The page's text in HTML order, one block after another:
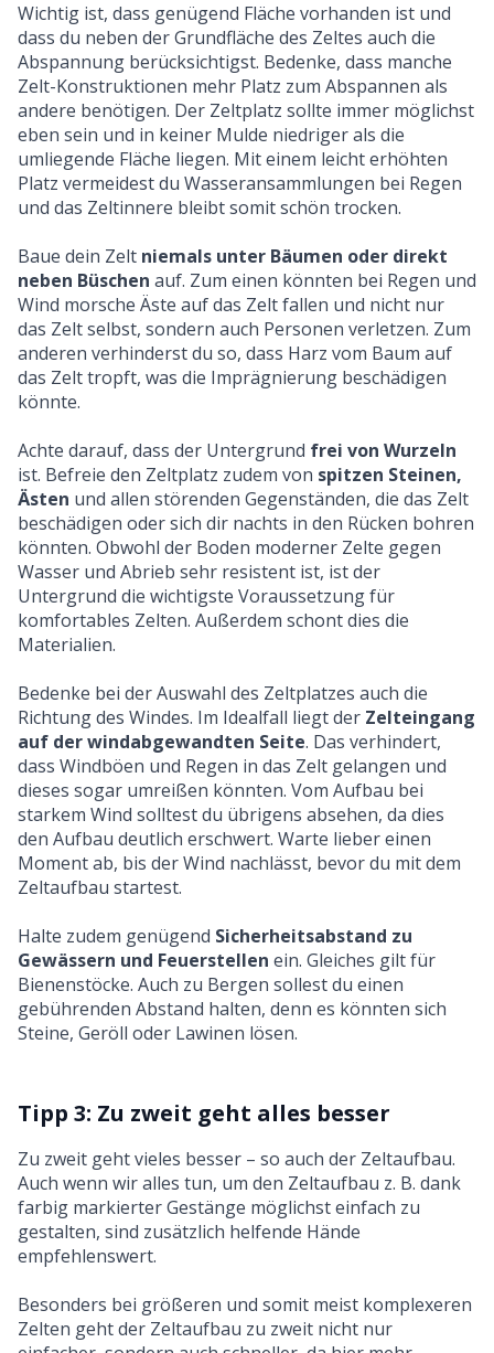
Wichtig ist, dass genügend Fläche vorhanden ist und
dass du neben der Grundfläche des Zeltes auch die
Abspannung berücksichtigst. Bedenke, dass manche
Zelt-Konstruktionen mehr Platz zum Abspannen als
andere benötigen. Der Zeltplatz sollte immer möglichst
eben sein und in keiner Mulde niedriger als die
umliegende Fläche liegen. Mit einem leicht erhöhten
Platz vermeidest du Wasseransammlungen bei Regen
und das Zeltinnere bleibt somit schön trocken.
Baue dein Zelt niemals unter Bäumen oder direkt
neben Büschen auf. Zum einen könnten bei Regen und
Wind morsche Äste auf das Zelt fallen und nicht nur
das Zelt selbst, sondern auch Personen verletzen. Zum
anderen verhinderst du so, dass Harz vom Baum auf
das Zelt tropft, was die Imprägnierung beschädigen
könnte.
Achte darauf, dass der Untergrund frei von Wurzeln
ist. Befreie den Zeltplatz zudem von spitzen Steinen,
Ästen und allen störenden Gegenständen, die das Zelt
beschädigen oder sich dir nachts in den Rücken bohren
könnten. Obwohl der Boden moderner Zelte gegen
Wasser und Abrieb sehr resistent ist, ist der
Untergrund die wichtigste Voraussetzung für
komfortables Zelten. Außerdem schont dies die
Materialien.
Bedenke bei der Auswahl des Zeltplatzes auch die
Richtung des Windes. Im Idealfall liegt der Zelteingang
auf der windabgewandten Seite. Das verhindert,
dass Windböen und Regen in das Zelt gelangen und
dieses sogar umreißen könnten. Vom Aufbau bei
starkem Wind solltest du übrigens absehen, da dies
den Aufbau deutlich erschwert. Warte lieber einen
Moment ab, bis der Wind nachlässt, bevor du mit dem
Zeltaufbau startest.
Halte zudem genügend Sicherheitsabstand zu
Gewässern und Feuerstellen ein. Gleiches gilt für
Bienenstöcke. Auch zu Bergen sollest du einen
gebührenden Abstand halten, denn es könnten sich
Steine, Geröll oder Lawinen lösen.
Tipp 3: Zu zweit geht alles besser
Zu zweit geht vieles besser – so auch der Zeltaufbau.
Auch wenn wir alles tun, um den Zeltaufbau z. B. dank
farbig markierter Gestänge möglichst einfach zu
gestalten, sind zusätzlich helfende Hände
empfehlenswert.
Besonders bei größeren und somit meist komplexeren
Zelten geht der Zeltaufbau zu zweit nicht nur